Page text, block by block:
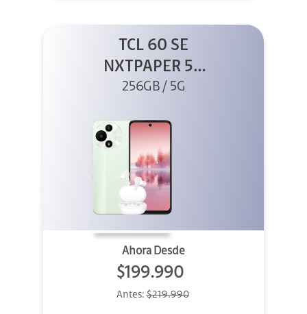
TCL 60 SE
NXTPAPER 5G
256GB Verde +
256GB / 5G
Ahora Desde
$199.990
Antes:$219.990